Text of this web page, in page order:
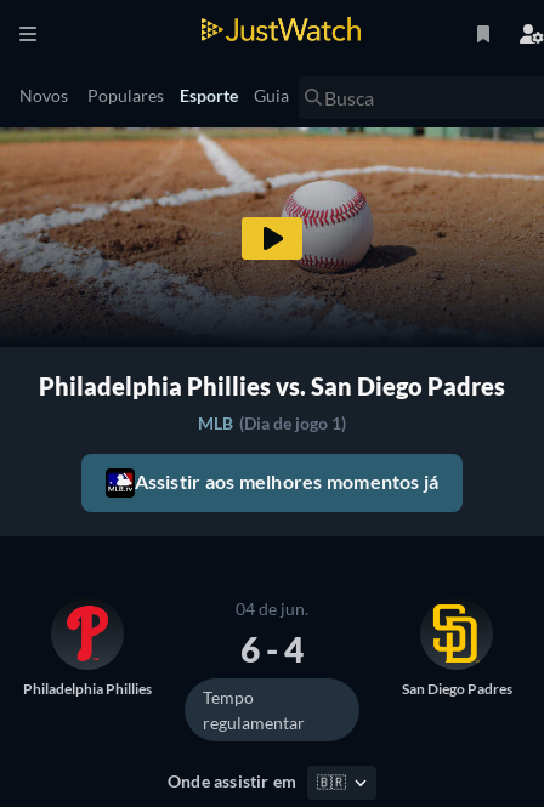
Novos Populares Esporte Guia
Philadelphia Phillies vs. San Diego Padres
MLB (Dia de jogo 1)
Assistir aos melhores momentos já
Philadelphia Phillies
04 de jun.
6 - 4
Tempo
regulamentar
San Diego Padres
Onde assistir em 🇧🇷